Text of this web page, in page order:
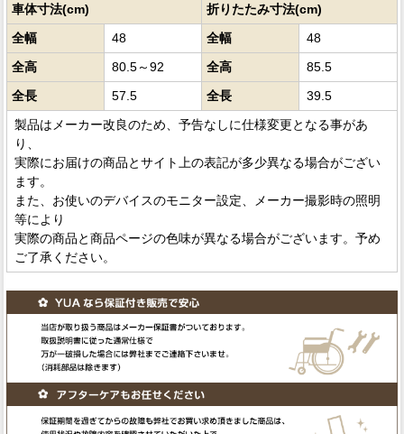
車体寸法(cm)
折りたたみ寸法(cm)
全幅
48 全幅
48
全高
80.5～92 全高
85.5
全長
57.5 全長
39.5
製品はメーカー改良のため、予告なしに仕様変更となる事があ
り、
実際にお届けの商品とサイト上の表記が多少異なる場合がござい
ます。
また、お使いのデバイスのモニター設定、メーカー撮影時の照明
等により
実際の商品と商品ページの色味が異なる場合がございます。予め
ご了承ください。